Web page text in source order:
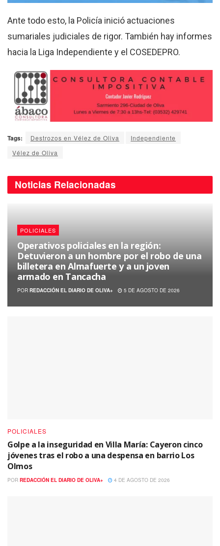
Ante todo esto, la Policía inició actuaciones
sumariales judiciales de rigor. También hay informes
hacia la Liga Independiente y el COSEDEPRO.
Tags: Destrozos en Vélez de Oliva
Independiente
Vélez de Oliva
Noticias Relacionadas
POLICIALES
Operativos policiales en la región:
Detuvieron a un hombre por el robo de una
billetera en Almafuerte y a un joven
armado en Tancacha
POR REDACCIÓN EL DIARIO DE OLIVA+ 5 DE AGOSTO DE 2026
POLICIALES
Golpe a la inseguridad en Villa María: Cayeron cinco
jóvenes tras el robo a una despensa en barrio Los
Olmos
POR REDACCIÓN EL DIARIO DE OLIVA+ 4 DE AGOSTO DE 2026